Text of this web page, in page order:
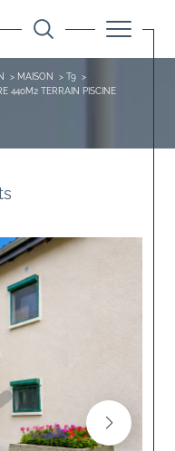
MAISON
T9
440M2 TERRAIN PISCINE